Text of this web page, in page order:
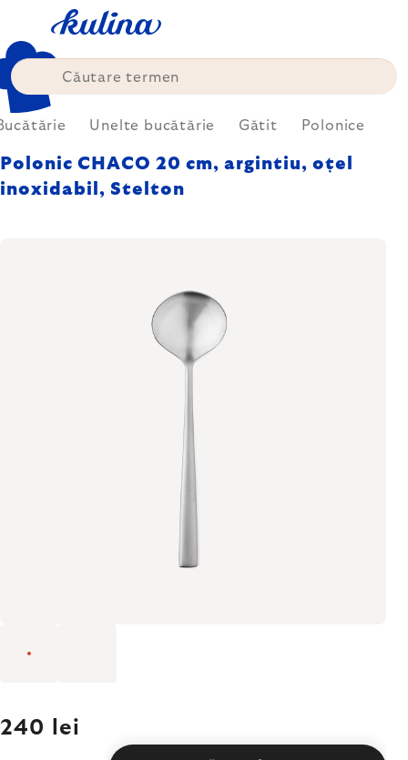
conținut
Unelte bucătărie Gătit Polonice
Polonic CHACO 20 cm, argintiu, oțel
inoxidabil, Stelton
240 lei